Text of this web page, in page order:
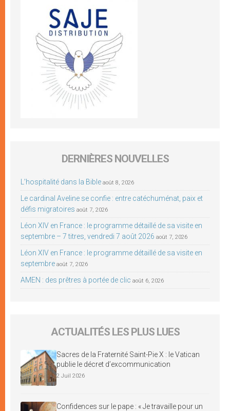
DERNIÈRES NOUVELLES
L’hospitalité dans la Bible août 8, 2026
Le cardinal Aveline se confie : entre catéchuménat, paix et
défis migratoires août 7, 2026
Léon XIV en France : le programme détaillé de sa visite en
septembre – 7 titres, vendredi 7 août 2026 août 7, 2026
Léon XIV en France : le programme détaillé de sa visite en
septembre août 7, 2026
AMEN : des prêtres à portée de clic août 6, 2026
ACTUALITÉS LES PLUS LUES
Sacres de la Fraternité Saint-Pie X : le Vatican
publie le décret d’excommunication
2 Juil 2026
Confidences sur le pape : « Je travaille pour un